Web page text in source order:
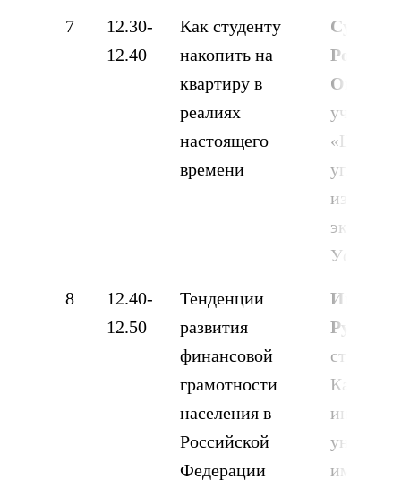
7
12.30-
12.40
Как студенту
накопить на
квартиру в
реалиях
настоящего
времени
Роберт
ученик
«Школа
Уфа
8
12.40-
12.50
Тенденции
развития
финансовой
грамотности
населения в
Российской
Федерации
Имаев
студент
имени